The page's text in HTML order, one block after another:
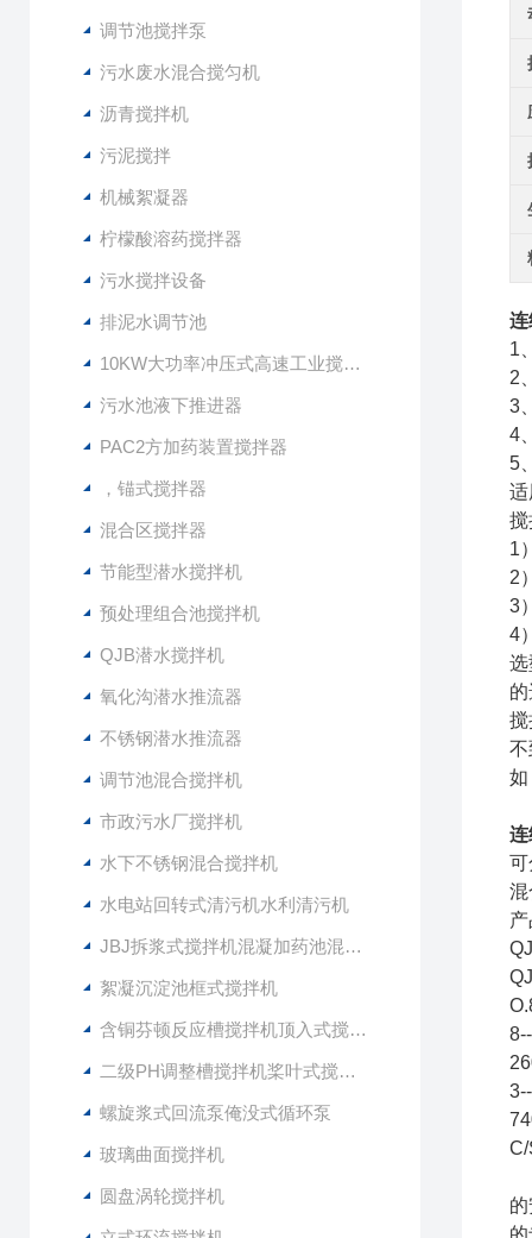
调节池搅拌泵
污水废水混合搅匀机
沥青搅拌机
污泥搅拌
机械絮凝器
柠檬酸溶药搅拌器
污水搅拌设备
排泥水调节池
10KW大功率冲压式高速工业搅拌设备
污水池液下推进器
PAC2方加药装置搅拌器
，锚式搅拌器
混合区搅拌器
节能型潜水搅拌机
预处理组合池搅拌机
QJB潜水搅拌机
氧化沟潜水推流器
不锈钢潜水推流器
调节池混合搅拌机
市政污水厂搅拌机
水下不锈钢混合搅拌机
水电站回转式清污机水利清污机
JBJ拆浆式搅拌机混凝加药池混合型搅拌器
絮凝沉淀池框式搅拌机
含铜芬顿反应槽搅拌机顶入式搅拌器
二级PH调整槽搅拌机桨叶式搅拌器
螺旋浆式回流泵俺没式循环泵
玻璃曲面搅拌机
圆盘涡轮搅拌机
连
1
2
3
4
5
适
搅
1
2
3
4
选
搅
不
如
连
可
混
C/